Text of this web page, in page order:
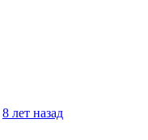
8 лет назад